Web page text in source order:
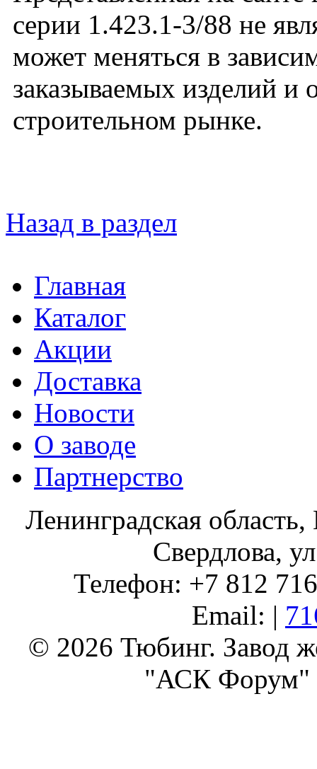
серии 1.423.1-3/88 не
может меняться в
заказываемых изделий и
строительном рынке.
Назад в раздел
Главная
Каталог
Акции
Доставка
Новости
О заводе
Партнерство
Ленинградская
Свердлова,
Телефон: +7 812
Email: |
© 2026 Тюбинг. Завод
"АСК Форум"